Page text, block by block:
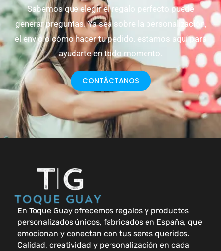
Sabemos que elegir el regalo perfecto puede
generar preguntas. Ya sea sobre la personalización,
el envío o cómo hacer tu pedido, estamos aquí para
ayudarte en todo momento.
CONTÁCTANOS
En Toque Guay ofrecemos regalos y productos
personalizados únicos, fabricados en España, que
emocionan y conectan con tus seres queridos.
Calidad, creatividad y personalización en cada